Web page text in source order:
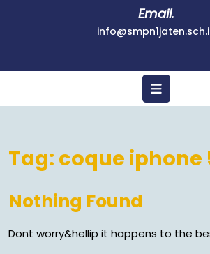
Email.
Tag: coque iphone
Nothing Found
Dont worry&hellip it happens to the